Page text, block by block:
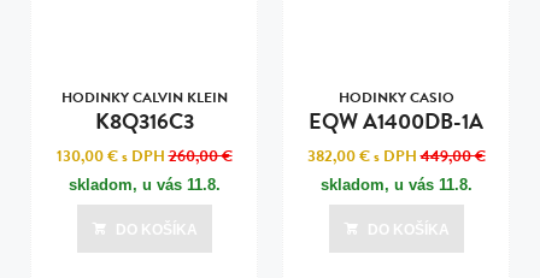
HODINKY CALVIN KLEIN
K8Q316C3
130,00 €s DPH260,00 €
skladom, u vás 11.8.
DO KOŠÍKA
HODINKY CASIO
EQW A1400DB-1A
382,00 €s DPH449,00 €
skladom, u vás 11.8.
DO KOŠÍKA